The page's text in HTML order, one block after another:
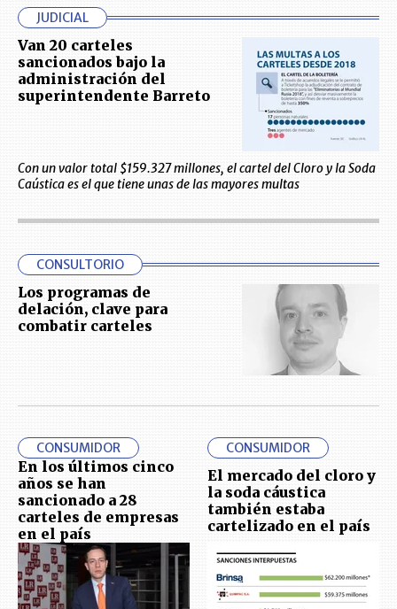
JUDICIAL
Van 20 carteles
sancionados bajo la
administración del
superintendente Barreto
Con un valor total $159.327 millones, el cartel del Cloro y la Soda
Caústica es el que tiene unas de las mayores multas
CONSULTORIO
Los programas de
delación, clave para
combatir carteles
CONSUMIDOR
En los últimos cinco
años se han
sancionado a 28
carteles de empresas
en el país
CONSUMIDOR
El mercado del cloro y
la soda cáustica
también estaba
cartelizado en el país